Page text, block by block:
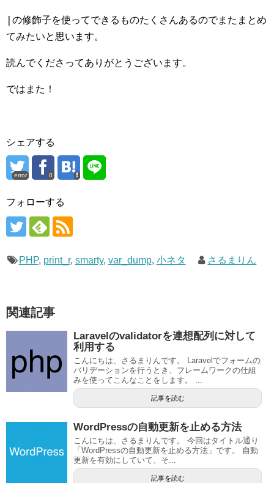
の修飾子を使ってできるものたくさんあるのでまたまとめ
てみたいと思います。
読んでくださってありがとうございます。
ではまた！
シェアする
error 0
フォローする
PHP, print_r, smarty, var_dump, 小ネタ さるまりん
関連記事
Laravelのvalidatorを連想配列に対して
利用する
こんにちは、さるまりんです。 Laravelでフォームの
バリデーションを行うとき、フレームワークの仕組
みを使ってこんなことをします。 ...
記事を読む
WordPressの自動更新を止める方法
こんにちは、さるまりんです。 今回はタイトル通り
「WordPressの自動更新を止める方法」です。 自動
更新を有効にしていて、そ...
記事を読む